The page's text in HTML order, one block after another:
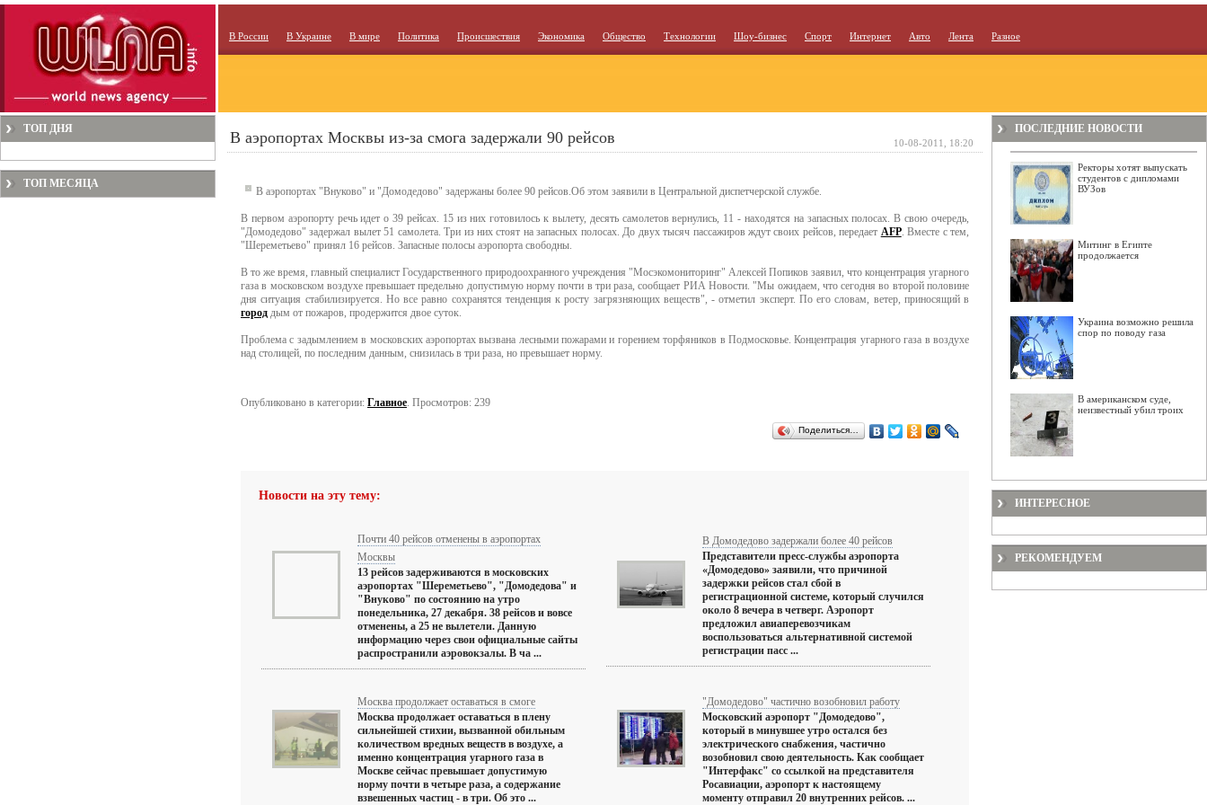
В России В Украине В мире Политика Происшествия Экономика Общество Технологии Шоу-бизнес Спорт Интернет Авто Лента Разное
ТОП ДНЯ
ТОП МЕСЯЦА
В аэропортах Москвы из-за смога задержали 90 рейсов
В аэропортах "Внуково" и "Домодедово" задержаны более 90 рейсов.Об этом заявили в Центральной диспетчерской службе.
В первом аэропорту речь идет о 39 рейсах. 15 из них готовилось к вылету, десять самолетов вернулись, 11 - находятся на запасных полосах. В свою очередь,
"Домодедово" задержал вылет 51 самолета. Три из них стоят на запасных полосах. До двух тысяч пассажиров ждут своих рейсов, передает AFP. Вместе с тем,
"Шереметьево" принял 16 рейсов. Запасные полосы аэропорта свободны.
В то же время, главный специалист Государственного природоохранного учреждения "Мосэкомониторинг" Алексей Попиков заявил, что концентрация угарного
газа в московском воздухе превышает предельно допустимую норму почти в три раза, сообщает РИА Новости. "Мы ожидаем, что сегодня во второй половине
дня ситуация стабилизируется. Но все равно сохранятся тенденция к росту загрязняющих веществ", - отметил эксперт. По его словам, ветер, приносящий в
город дым от пожаров, продержится двое суток.
Проблема с задымлением в московских аэропортах вызвана лесными пожарами и горением торфяников в Подмосковье. Концентрация угарного газа в воздухе
над столицей, по последним данным, снизилась в три раза, но превышает норму.
Опубликовано в категории: Главное. Просмотров: 239
Поделиться…
Новости на эту тему:
Почти 40 рейсов отменены в аэропортах
Москвы
13 рейсов задерживаются в московских
аэропортах "Шереметьево", "Домодедова" и
"Внуково" по состоянию на утро
понедельника, 27 декабря. 38 рейсов и вовсе
отменены, а 25 не вылетели. Данную
информацию через свои официальные сайты
распространили аэровокзалы. В ча ...
В Домодедово задержали более 40 рейсов
Представители пресс-службы аэропорта
«Домодедово» заявили, что причиной
задержки рейсов стал сбой в
регистрационной системе, который случился
около 8 вечера в четверг. Аэропорт
предложил авиаперевозчикам
воспользоваться альтернативной системой
регистрации пасс ...
Москва продолжает оставаться в смоге
Москва продолжает оставаться в плену
сильнейшей стихии, вызванной обильным
количеством вредных веществ в воздухе, а
именно концентрация угарного газа в
Москве сейчас превышает допустимую
норму почти в четыре раза, а содержание
взвешенных частиц - в три. Об это ...
"Домодедово" частично возобновил работу
Московский аэропорт "Домодедово",
который в минувшее утро остался без
электрического снабжения, частично
возобновил свою деятельность. Как сообщает
"Интерфакс" со ссылкой на представителя
Росавиации, аэропорт к настоящему
моменту отправил 20 внутренних рейсов. ...
10-08-2011, 18:20
ПОСЛЕДНИЕ НОВОСТИ
Ректоры хотят выпускать
студентов с дипломами
ВУЗов
Митинг в Египте
продолжается
Украина возможно решила
спор по поводу газа
В американском суде,
неизвестный убил троих
ИНТЕРЕСНОЕ
РЕКОМЕНДУЕМ